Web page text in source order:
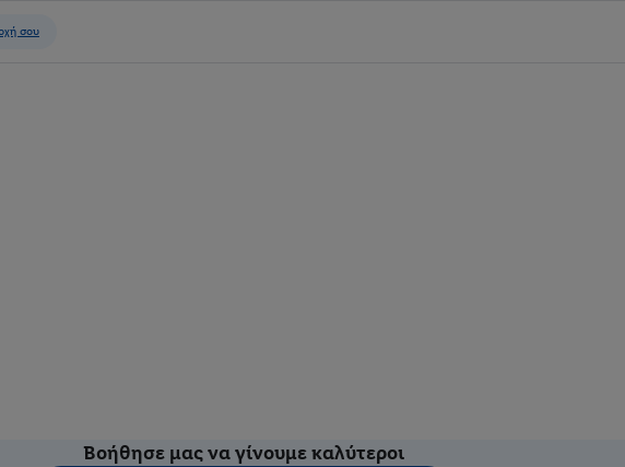
Βοήθησε μας να γίνουμε καλύτεροι